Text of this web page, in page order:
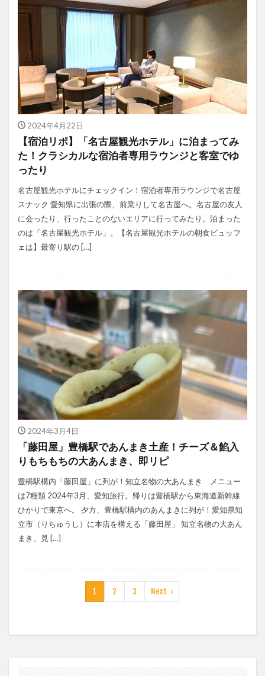
2024年4月22日
【宿泊リポ】「名古屋観光ホテル」に泊まってみ
た！クラシカルな宿泊者専用ラウンジと客室でゆ
ったり
名古屋観光ホテルにチェックイン！宿泊者専用ラウンジで名古屋
スナック 愛知県に出張の際、前乗りして名古屋へ。名古屋の友人
に会ったり、行ったことのないエリアに行ってみたり。泊まった
のは「名古屋観光ホテル」。【名古屋観光ホテルの朝食ビュッフ
ェは】最寄り駅の […]
2024年3月4日
「藤田屋」豊橋駅であんまき土産！チーズ＆餡入
りもちもちの大あんまき、即リピ
豊橋駅構内「藤田屋」に列が！知立名物の大あんまき メニュー
は7種類 2024年3月、愛知旅行。帰りは豊橋駅から東海道新幹線
ひかりで東京へ。 夕方、豊橋駅構内のあんまきに列が！愛知県知
立市（りちゅうし）に本店を構える「藤田屋」 知立名物の大あん
まき、見 […]
1 2 3 Next